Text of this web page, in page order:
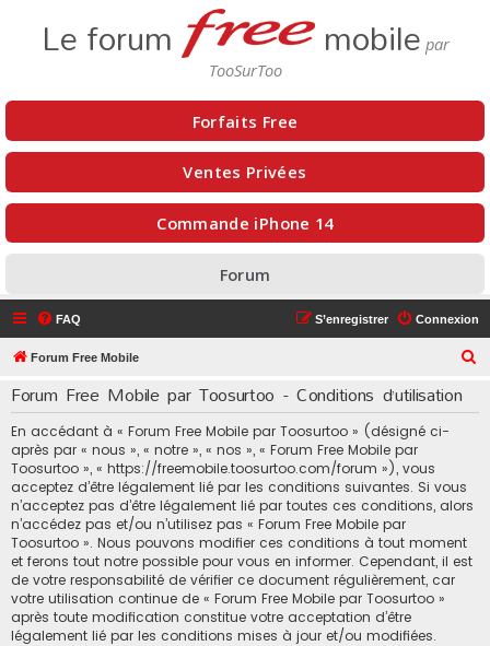
Le forum mobile
Forfaits Free
Ventes Privées
Commande iPhone 14
Forum
FAQ Connexion
S’enregistrer
Forum Free Mobile
Forum Free Mobile par Toosurtoo - Conditions d’utilisation
En accédant à « Forum Free Mobile par Toosurtoo » (désigné ci-
après par « nous », « notre », « nos », « Forum Free Mobile par
Toosurtoo », « https://freemobile.toosurtoo.com/forum »), vous
acceptez d’être légalement lié par les conditions suivantes. Si vous
n’acceptez pas d’être légalement lié par toutes ces conditions, alors
n’accédez pas et/ou n’utilisez pas « Forum Free Mobile par
Toosurtoo ». Nous pouvons modifier ces conditions à tout moment
et ferons tout notre possible pour vous en informer. Cependant, il est
de votre responsabilité de vérifier ce document régulièrement, car
votre utilisation continue de « Forum Free Mobile par Toosurtoo »
après toute modification constitue votre acceptation d’être
légalement lié par les conditions mises à jour et/ou modifiées.